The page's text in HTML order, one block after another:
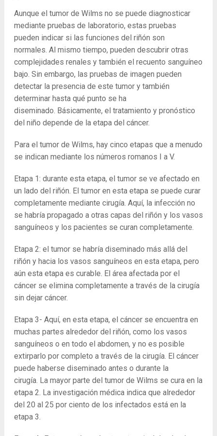
Aunque el tumor de Wilms no se puede diagnosticar
mediante pruebas de laboratorio, estas pruebas
pueden indicar si las funciones del riñón son
normales. Al mismo tiempo, pueden descubrir otras
complejidades renales y también el recuento sanguíneo
bajo. Sin embargo, las pruebas de imagen pueden
detectar la presencia de este tumor y también
determinar hasta qué punto se ha
diseminado. Básicamente, el tratamiento y pronóstico
del niño depende de la etapa del cáncer.
Para el tumor de Wilms, hay cinco etapas que a menudo
se indican mediante los números romanos I a V.
Etapa 1: durante esta etapa, el tumor se ve afectado en
un lado del riñón. El tumor en esta etapa se puede curar
completamente mediante cirugía. Aquí, la infección no
se habría propagado a otras capas del riñón y los vasos
sanguíneos y los pacientes se curan completamente.
Etapa 2: el tumor se habría diseminado más allá del
riñón y hacia los vasos sanguíneos en esta etapa, pero
aún esta etapa es curable. El área afectada por el
cáncer se elimina completamente a través de la cirugía
sin dejar cáncer.
Etapa 3- Aquí, en esta etapa, el cáncer se encuentra en
muchas partes alrededor del riñón, como los vasos
sanguíneos o en todo el abdomen, y no es posible
extirparlo por completo a través de la cirugía. El cáncer
puede haberse diseminado antes o durante la
cirugía. La mayor parte del tumor de Wilms se cura en la
etapa 2. La investigación médica indica que alrededor
del 20 al 25 por ciento de los infectados está en la
etapa 3.